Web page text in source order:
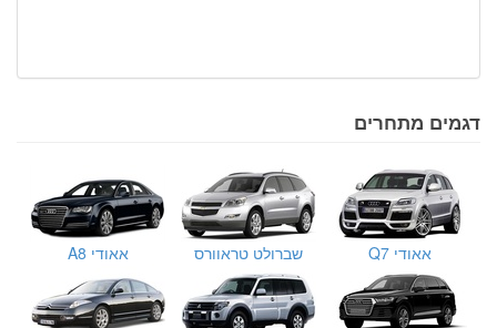
דגמים מתחרים
אאודי Q7 שברולט טראוורס אאודי A8